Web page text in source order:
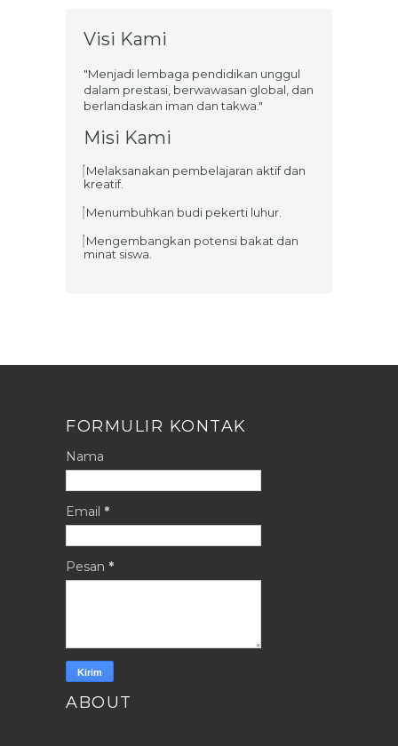
Visi Kami
"Menjadi lembaga pendidikan unggul
dalam prestasi, berwawasan global, dan
berlandaskan iman dan takwa."
Misi Kami
Melaksanakan pembelajaran aktif dan
kreatif.
Menumbuhkan budi pekerti luhur.
Mengembangkan potensi bakat dan
minat siswa.
FORMULIR KONTAK
Nama
Email *
Pesan *
ABOUT